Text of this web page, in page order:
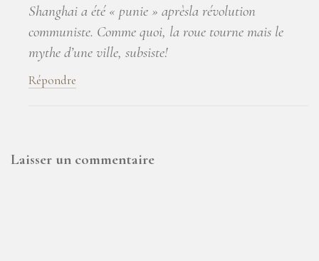
Shanghai a été « punie » aprèsla révolution
communiste. Comme quoi, la roue tourne mais le
mythe d’une ville, subsiste!
Répondre
Laisser un commentaire